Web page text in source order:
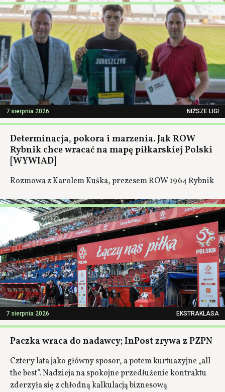
7 sierpnia 2026 NIŻSZE LIGI
Determinacja, pokora i marzenia. Jak ROW
Rybnik chce wracać na mapę piłkarskiej Polski
[WYWIAD]
Rozmowa z Karolem Kuśka, prezesem ROW 1964 Rybnik
7 sierpnia 2026 EKSTRAKLASA
Paczka wraca do nadawcy; InPost zrywa z PZPN
Cztery lata jako główny sposor, a potem kurtuazyjne „all
the best”. Nadzieja na spokojne przedłużenie kontraktu
zderzyła się z chłodną kalkulacją biznesową